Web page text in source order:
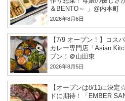
＆BENTO～ 」@内本町
2026年8月6日
【7/9 オープン！】コス
カレー専門店「Asian
プン！＠山田東
2026年8月5日
【オープンは8/11に決
ドに期待！「EMBER